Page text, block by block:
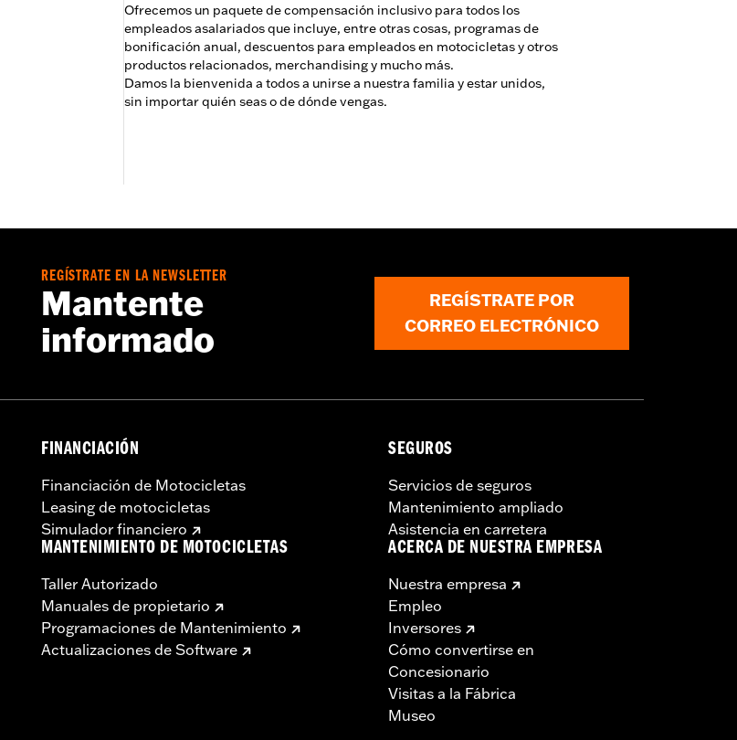
Ofrecemos un paquete de compensación inclusivo para todos los
empleados asalariados que incluye, entre otras cosas, programas de
bonificación anual, descuentos para empleados en motocicletas y otros
productos relacionados, merchandising y mucho más.
Damos la bienvenida a todos a unirse a nuestra familia y estar unidos,
sin importar quién seas o de dónde vengas.
REGÍSTRATE EN LA NEWSLETTER
Mantente
informado
REGÍSTRATE POR
CORREO ELECTRÓNICO
FINANCIACIÓN
Financiación de Motocicletas
Leasing de motocicletas
Simulador financiero
MANTENIMIENTO DE MOTOCICLETAS
Taller Autorizado
Manuales de propietario
Programaciones de Mantenimiento
Actualizaciones de Software
SEGUROS
Servicios de seguros
Mantenimiento ampliado
Asistencia en carretera
ACERCA DE NUESTRA EMPRESA
Nuestra empresa
Empleo
Inversores
Cómo convertirse en
Concesionario
Visitas a la Fábrica
Museo